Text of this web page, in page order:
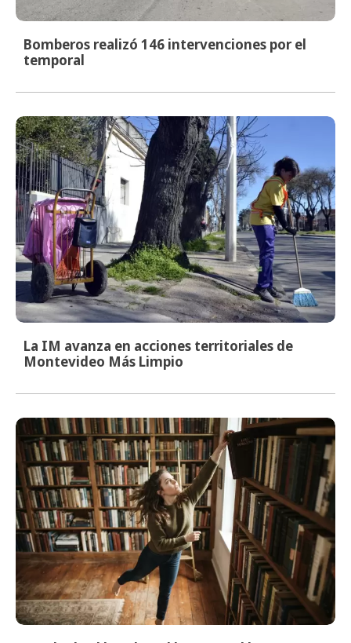
Bomberos realizó 146 intervenciones por el
temporal
La IM avanza en acciones territoriales de
Montevideo Más Limpio